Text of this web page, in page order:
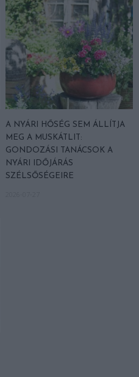
A NYÁRI HŐSÉG SEM ÁLLÍTJA
MEG A MUSKÁTLIT:
GONDOZÁSI TANÁCSOK A
NYÁRI IDŐJÁRÁS
SZÉLSŐSÉGEIRE